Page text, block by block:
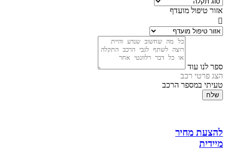
אזור טיפול מועדף
ספר לנו עוד
הצג פרטי רכב
טעיתי במספר הרכב
שלח
להצעת מחיר
מיידית